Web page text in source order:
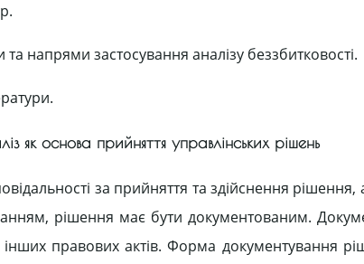
напрями застосування аналізу беззбитковості.
як основа прийняття управлінських рішень
за прийняття та здійснення
рішення має бути документованим.
правових актів. Форма документування